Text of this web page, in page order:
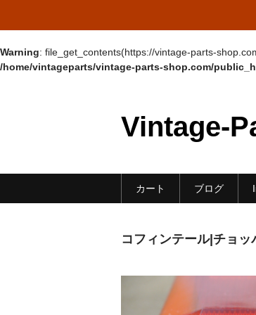
Warning: file_get_contents(https://vintage-parts-
/home/vintageparts/vintage-parts-shop.com/
Vintage-
カート ブログ
コフィンテール|チョ